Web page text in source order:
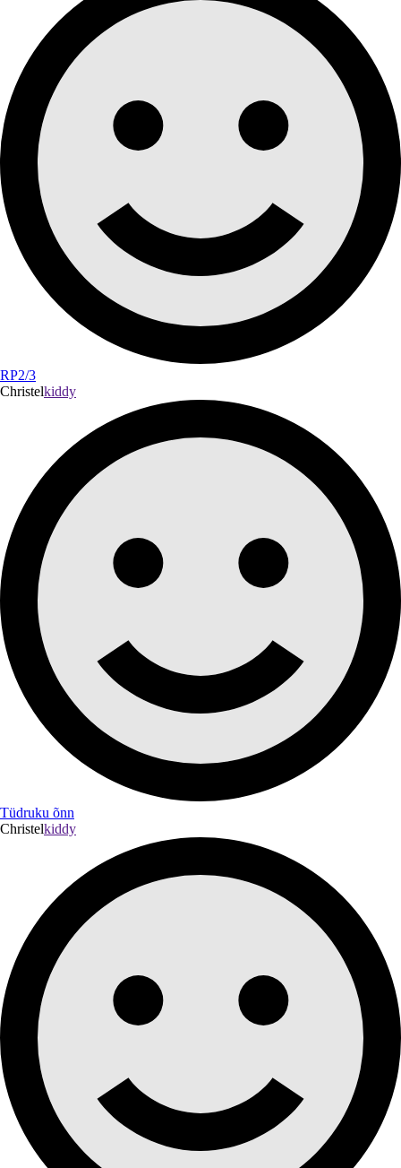
RP2/3
Christelkiddy
Tüdruku õnn
Christelkiddy